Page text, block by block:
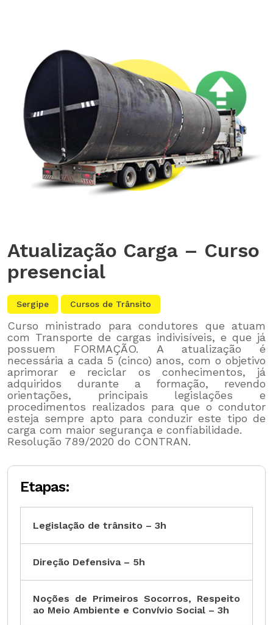
Atualização Carga – Curso
presencial
Sergipe Cursos de Trânsito
Curso ministrado para condutores que atuam
com Transporte de cargas indivisíveis, e que já
possuem FORMAÇÃO. A atualização é
necessária a cada 5 (cinco) anos, com o objetivo
aprimorar e reciclar os conhecimentos, já
adquiridos durante a formação, revendo
orientações, principais legislações e
procedimentos realizados para que o condutor
esteja sempre apto para conduzir este tipo de
carga com maior segurança e confiabilidade.
Resolução 789/2020 do CONTRAN.
Etapas:
Legislação de trânsito – 3h
Direção Defensiva – 5h
Noções de Primeiros Socorros, Respeito
ao Meio Ambiente e Convívio Social – 3h